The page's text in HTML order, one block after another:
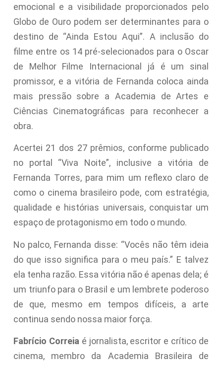
emocional e a visibilidade proporcionados pelo
Globo de Ouro podem ser determinantes para o
destino de “Ainda Estou Aqui”. A inclusão do
filme entre os 14 pré-selecionados para o Oscar
de Melhor Filme Internacional já é um sinal
promissor, e a vitória de Fernanda coloca ainda
mais pressão sobre a Academia de Artes e
Ciências Cinematográficas para reconhecer a
obra.
Acertei 21 dos 27 prêmios, conforme publicado
no portal “Viva Noite”, inclusive a vitória de
Fernanda Torres, para mim um reflexo claro de
como o cinema brasileiro pode, com estratégia,
qualidade e histórias universais, conquistar um
espaço de protagonismo em todo o mundo.
No palco, Fernanda disse: “Vocês não têm ideia
do que isso significa para o meu país.” E talvez
ela tenha razão. Essa vitória não é apenas dela; é
um triunfo para o Brasil e um lembrete poderoso
de que, mesmo em tempos difíceis, a arte
continua sendo nossa maior força.
Fabrício Correia é jornalista, escritor e crítico de
cinema, membro da Academia Brasileira de